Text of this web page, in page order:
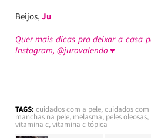
Beijos, Ju
Quer mais dicas pra deixar a casa
Instagram, @jurovalendo ♥
TAGS: cuidados com a pele,cuidados com
manchas na pele, melasma, peles oleosas,
vitamina c,vitamina c tópica